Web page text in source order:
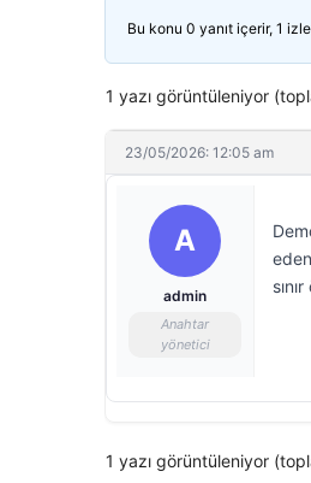
Bu konu 0 yanıt içerir, 1
1 yazı görüntüleniyor
23/05/2026: 12:05 am
A
admin
Anahtar
yönetici
1 yazı görüntüleniyor